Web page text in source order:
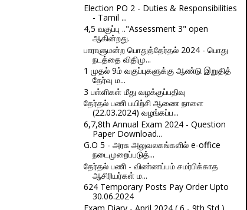
Election PO 2 - Duties & Responsibilities
- Tamil ...
4,5 வகுப்பு .."Assessment 3" open
ஆகின்றது.
பாராளுமன்ற பொதுத்தேர்தல் 2024 - பொது
நடத்தை விதிமு...
1 முதல் 9ம் வகுப்புகளுக்கு ஆண்டு இறுதித்
தேர்வு ம...
3 பள்ளிகள் மீது வழக்குப்பதிவு
தேர்தல் பணி பயிற்சி ஆணை நாளை
(22.03.2024) வழங்கப்ப...
6,7,8th Annual Exam 2024 - Question
Paper Download...
G.O 5 - அரசு அலுவலகங்களில் e-office
நடைமுறைப்படுத்...
தேர்தல் பணி - விண்ணப்பம் சமர்பிக்காத
ஆசிரியர்கள் ம...
624 Temporary Posts Pay Order Upto
30.06.2024
Exam Diary - April 2024 ( 6 - 9th Std )